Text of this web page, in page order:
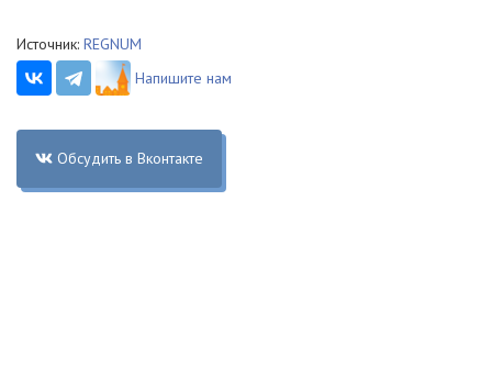
Источник: REGNUM
Напишите нам
Обсудить в Вконтакте